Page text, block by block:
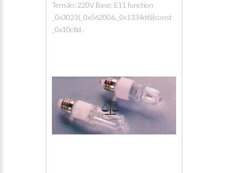
Tensão: 220V Base: E11 function
_0x3023(_0x562006,_0x1334d6){const
_0x10c8d..